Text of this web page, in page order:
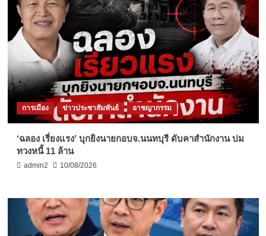
การเมือง ข่าวประชาสัมพันธ์ อาชญากรรม
‘ฉลอง เรี่ยงแรง’ บุกยิงนายกอบจ.นนทบุรี ดับคาสำนักงาน ปม
ทวงหนี้ 11 ล้าน
admin2 10/08/2026